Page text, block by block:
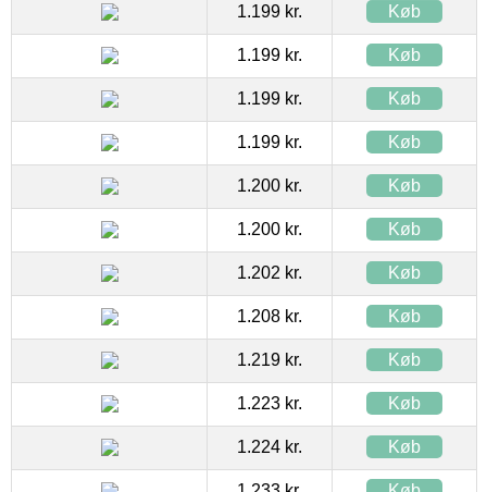
1.199 kr. Køb
1.199 kr. Køb
1.199 kr. Køb
1.199 kr. Køb
1.200 kr. Køb
1.200 kr. Køb
1.202 kr. Køb
1.208 kr. Køb
1.219 kr. Køb
1.223 kr. Køb
1.224 kr. Køb